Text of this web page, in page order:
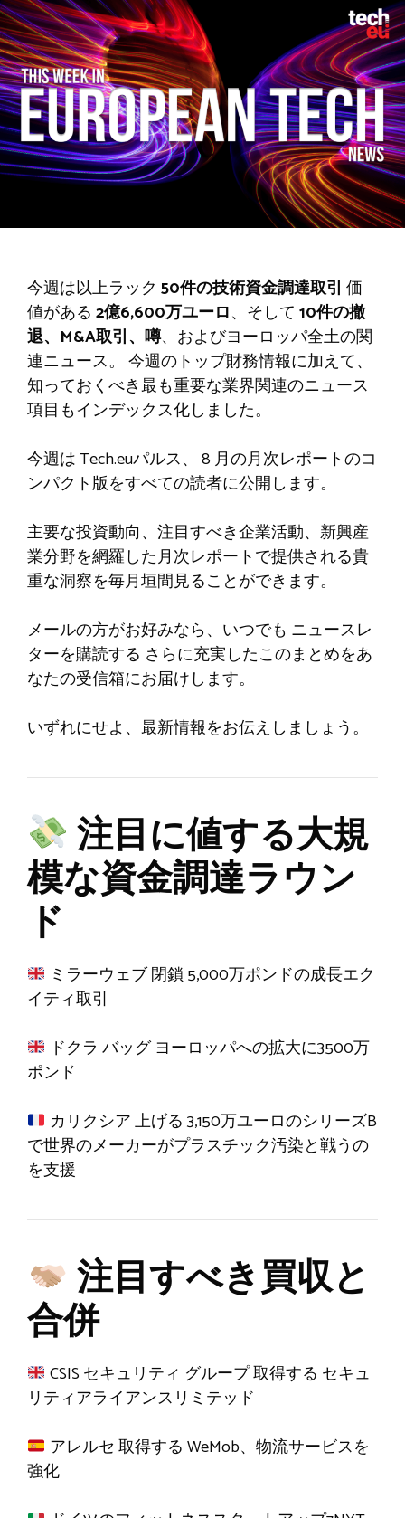
今週は以上ラック 50件の技術資金調達取引 価
値がある 2億6,600万ユーロ、そして 10件の撤
退、M&A取引、噂、およびヨーロッパ全土の関
連ニュース。 今週のトップ財務情報に加えて、
知っておくべき最も重要な業界関連のニュース
項目もインデックス化しました。
今週はTech.euパルス、 8 月の月次レポートのコ
ンパクト版をすべての読者に公開します。
主要な投資動向、注目すべき企業活動、新興産
業分野を網羅した月次レポートで提供される貴
重な洞察を毎月垣間見ることができます。
メールの方がお好みなら、いつでも ニュースレ
ターを購読する さらに充実したこのまとめをあ
なたの受信箱にお届けします。
いずれにせよ、最新情報をお伝えしましょう。
注目に値する大規
模な資金調達ラウン
ド
ミラーウェブ閉鎖5,000万ポンドの成長エク
イティ取引
ドクラ バッグヨーロッパへの拡大に3500万
ポンド
カリクシア上げる 3,150万ユーロのシリーズB
で世界のメーカーがプラスチック汚染と戦うの
を支援
注目すべき買収と
合併
CSIS セキュリティ グループ取得する セキュ
リティアライアンスリミテッド
アレルセ取得する WeMob、物流サービスを
強化